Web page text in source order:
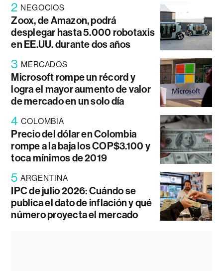
2 NEGOCIOS
Zoox, de Amazon, podrá
desplegar hasta 5.000 robotaxis
en EE.UU. durante dos años
3 MERCADOS
Microsoft rompe un récord y
logra el mayor aumento de valor
de mercado en un solo día
4 COLOMBIA
Precio del dólar en Colombia
rompe a la baja los COP$3.100 y
toca mínimos de 2019
5 ARGENTINA
IPC de julio 2026: Cuándo se
publica el dato de inflación y qué
número proyecta el mercado